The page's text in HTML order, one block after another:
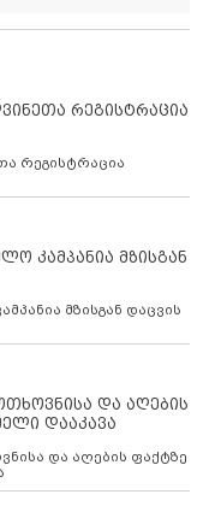
რეგისტრაცია
რეგისტრაცია
კამპანია მზისგან
მზისგან დაცვის
და აღების
დააკავა